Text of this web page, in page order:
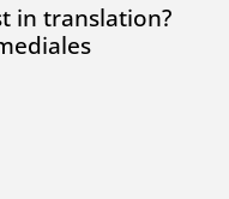
in translation?
Inter-, Cross-